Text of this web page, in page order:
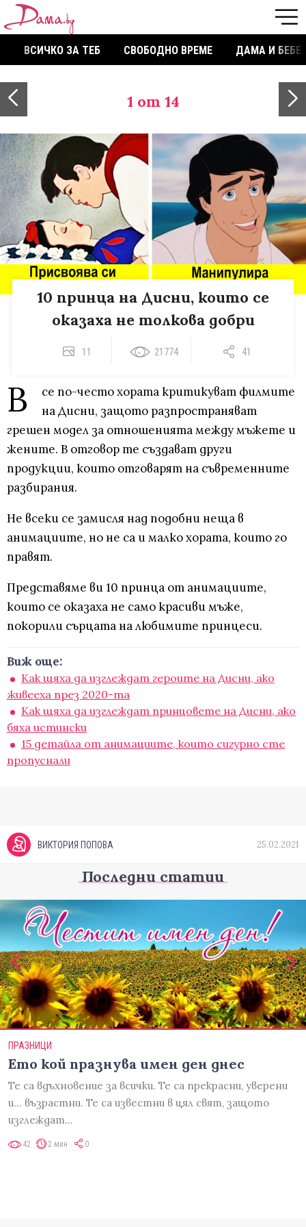
ВСИЧКО ЗА ТЕБ СВОБОДНО ВРЕМЕ ДАМА И БЕБЕ
1 от 14
10 принца на Дисни, които се
оказаха не толкова добри
11 21774 41
В
се по-често хората критикуват филмите
на Дисни, защото разпространяват
грешен модел за отношенията между мъжете и
жените. В отговор те създават други
продукции, които отговарят на съвременните
разбирания.
Не всеки се замисля над подобни неща в
анимациите, но не са и малко хората, които го
правят.
Представяме ви 10 принца от анимациите,
които се оказаха не само красиви мъже,
покорили сърцата на любимите принцеси.
Виж още:
Как щяха да изглеждат героите на Дисни, ако
живееха през 2020-та
Как щяха да изглеждат принцовете на Дисни, ако
бяха истински
15 детайла от анимациите, които сигурно сте
пропуснали
ВИКТОРИЯ ПОПОВА 25.02.2021
Последни статии
ПРАЗНИЦИ
Ето кой празнува имен ден днес
Те са вдъхновение за всички. Те са прекрасни, уверени
и... възрастни. Те са известни в цял свят, защото
изглеждат…
42 2 мин 0